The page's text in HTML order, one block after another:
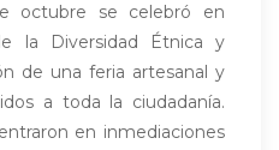
octubre se celebró en
la Diversidad Étnica y
de una feria artesanal y
a toda la ciudadanía.
en inmediaciones